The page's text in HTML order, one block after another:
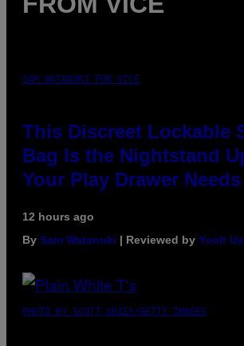
SAM WATANUKI FOR VICE
This Discreet Lockable
Bag Is the Nightstand
Your Play Drawer Needs
12 hours ago
By Sam Watanuki | Reviewed by Ysolt
PHOTO BY SCOTT GRIES/GETTY IMAGES